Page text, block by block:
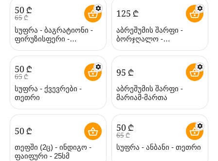
‍50‍₾
‍65‍₾
სუფრა - ბაგრატიონი -
ფირუზისფერი -
‍125‍ ₾
აბრეშუმის შარფი -
ბორჯღალო -
‍50‍ ₾
‍65‍₾
სუფრა - ქვევრები -
თეთრი
‍95‍ ₾
აბრეშუმის შარფი -
მარიამ-მართა
‍50‍₾
თეფში (2ც) - ინდიგო -
ფაიფური - 25სმ
‍50‍₾
‍65‍₾
სუფრა - ანბანი - თეთრი